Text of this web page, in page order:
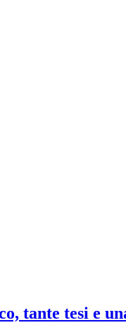
tante tesi e